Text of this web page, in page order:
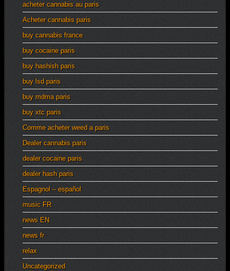
acheter cannabis au paris
Acheter cannabis paris
buy cannabis france
buy cocaine paris
buy hashish paris
buy lsd paris
buy mdma paris
buy xtc paris
Comme acheter weed a paris
Dealer cannabis paris
dealer cocaine paris
dealer hash paris
Espagnol – español
music FR
news EN
news fr
relax
Uncategorized